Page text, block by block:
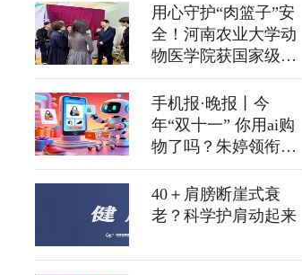
用心守护“肉篮子”安
全！河南农业大学动
物医学院获国家级大
奖
手机报·晚报丨今
年“双十一” 你用ai购
物了吗？朱婷领衔，
今晚河南女排对战天
津女排
40＋肩膀断崖式衰
老？科学护肩动起来